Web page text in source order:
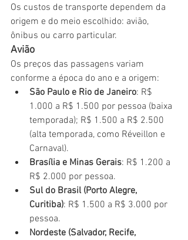
Os custos de transporte dependem da
origem e do meio escolhido: avião,
ônibus ou carro particular.
Avião
Os preços das passagens variam
conforme a época do ano e a origem:
São Paulo e Rio de Janeiro: R$
1.000 a R$ 1.500 por pessoa (baixa
temporada); R$ 1.500 a R$ 2.500
(alta temporada, como Réveillon e
Carnaval).
Brasília e Minas Gerais: R$ 1.200 a
R$ 2.000 por pessoa.
Sul do Brasil (Porto Alegre,
Curitiba): R$ 1.500 a R$ 3.000 por
pessoa.
Nordeste (Salvador, Recife,